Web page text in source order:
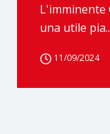
L'imminente
una utile
11/09/2024